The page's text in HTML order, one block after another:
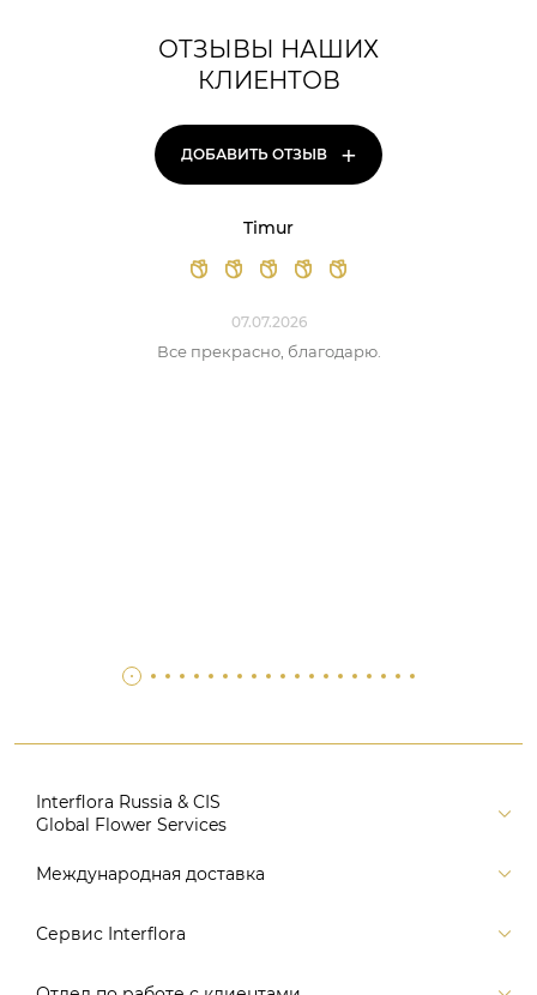
ОТЗЫВЫ НАШИХ
КЛИЕНТОВ
ДОБАВИТЬ ОТЗЫВ +
Timur
07.07.2026
Все прекрасно, благодарю.
Interflora Russia & CIS
Global Flower Services
Версия для печати
Поиск
Международная доставка
Россия
Сервис Interflora
Заказ и оплата